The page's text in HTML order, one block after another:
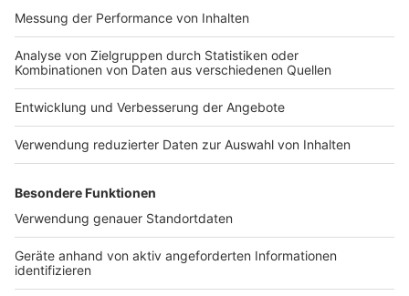
in Coerde besteht sie seit 2024. Dort wurden vor der
Einführung 14 Straftaten registriert, 2025 keine mehr.
Anzeige
Videoüberwachung auf die Grundschule Kinderhaus-
Vandalismusfälle zuletzt von zehn im Jahr 2024 auf 22
im Vorjahr. Die Videoüberwachung soll dort
bestehende Maßnahmen wie eine verbesserte
Beleuchtung, den Rückschnitt von Bepflanzung oder
den zwischenzeitlichen Einsatz eines